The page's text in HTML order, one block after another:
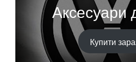
Аксесуари
Купити